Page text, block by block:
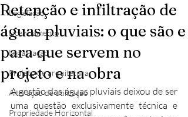
Legislação
Licenciamento
Legalização
Projeto de arquitetura
Alteração de utilização
Propriedade Horizontal
Retenção e infiltração de
águas pluviais: o que são e
para que servem no
projeto e na obra
A gestão das águas pluviais deixou de ser
uma questão exclusivamente técnica e